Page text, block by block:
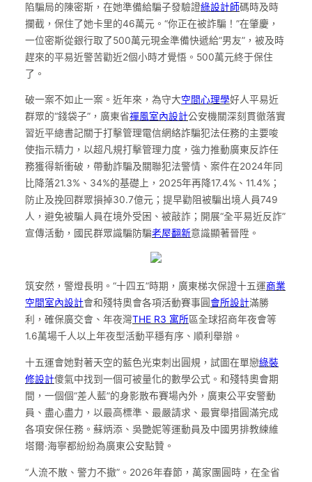
陷騙局的陳密斯，在她準備給騙子發驗證綠設計師碼時及時
攔截，保住了她卡里的46萬元。“你正在被詐騙！”在肇慶，
一位密斯從銀行取了500萬元現金準備快遞給“男友”，被及時
趕來的平易近警苦勸近2個小時才覺悟。500萬元終于保住
了。
破一案不如止一案。近年來，為守大空間心理學好人平易近
群眾的“錢袋子”，廣東省禪風室內設計公安機關深刻貫徹落實
習近平總書記關于打擊管理電信網絡詐騙犯法任務的主要唆
使指示精力，以超凡規打擊管理力度，強力推動廣東反詐任
務獲得新衝破，帶動詐騙及關聯犯法警情、案件在2024年同
比降落21.3%、34%的基礎上，2025年再降17.4%、11.4%；
防止及挽回群眾損掉30.7億元；提早勸阻被騙出境人員749
人，避免被騙人員在境外受困、被敲詐；開展“全平易近反詐”
宣傳活動，國民群眾識騙防騙老屋翻新意識顯著晉陞。
筑安然，警燈長明。“十四五”時期，廣東梯次保證十五運商業
空間室內設計會和殘特奧會各項活動賽事圓會所設計滿勝
利，確保廣交會、年夜灣THE R3 寓所區全球招商年夜會等
1.6萬場千人以上年夜型活動平穩有序、順利舉辦。
十五運會她對著天空的藍色光束刺出圓規，試圖在單戀綠裝
修設計傻氣中找到一個可被量化的數學公式。和殘特奧會期
間，一個個“差人藍”的身影散布賽場內外，廣東公平安警動
員、盡心盡力，以最高標準、最嚴請求、最實舉措圓滿完成
各項安保任務。蘇炳添、吳艷妮等運動員及中國男排教練維
塔爾·海寧都紛紛為廣東公安點贊。
“人流不散、警力不撤”。2026年春節，萬家團圓時，在全省